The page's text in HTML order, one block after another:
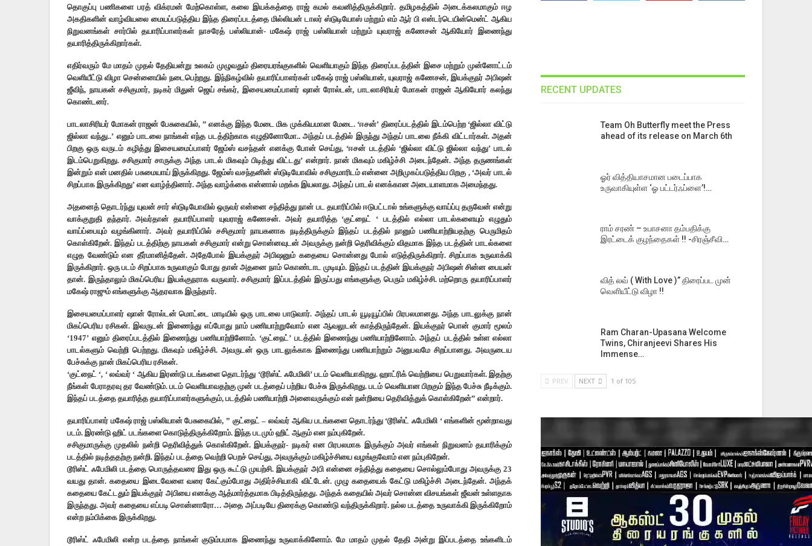
தொகுப்பு பணிகளை பரத் விக்ரமன் மேற்கொள்ள, கலை இயக்கத்தை ராஜ் கமல் கவனித்திருக்கிறார். தமிழகத்தில் அடைக்கலமாகும் ஈழ
அகதிகளின் வாழ்வியலை மையப்படுத்திய இந்த திரைப்படத்தை மில்லியன் டாலர் ஸ்டுடியோஸ் மற்றும் எம் ஆர் பி என்டர்டெயின்மென்ட் ஆகிய
நிறுவனங்கள் சார்பில் தயாரிப்பாளர்கள் நாசரேத் பஸ்லியான்- மகேஷ் ராஜ் பஸ்லியான் மற்றும் யுவராஜ் கணேசன் ஆகியோர் இணைந்து
தயாரித்திருக்கிறார்கள்.
எதிர்வரும் மே மாதம் முதல் தேதியன்று உலகம் முழுவதும் திரையரங்குகளில் வெளியாகும் இந்த திரைப்படத்தின் இசை மற்றும் முன்னோட்டம்
வெளியீட்டு விழா சென்னையில் நடைபெற்றது. இந்நிகழ்வில் தயாரிப்பாளர்கள் மகேஷ் ராஜ் பஸ்லியான், யுவராஜ் கணேசன், இயக்குநர் அபிஷன்
ஜீவிந், நாயகன் சசிகுமார், நடிகர் மிதுன் ஜெய் சங்கர், இசையமைப்பாளர் ஷான் ரோல்டன், பாடலாசிரியர் மோகன் ராஜன் ஆகியோர் கலந்து
கொண்டனர்.
பாடலாசிரியர் மோகன் ராஜன் பேசுகையில், ” எனக்கு இந்த மேடை மிக முக்கியமான மேடை. ‘ஈசன்’ திரைப்படத்தில் இடம்பெற்ற ‘ஜில்லா விட்டு
ஜில்லா வந்து..’ எனும் பாடலை நாங்கள் எந்த படத்திற்காக எழுதினோமோ.. அந்தப் படத்தில் இருந்து அந்தப் பாடலை நீக்கி விட்டார்கள். அதன்
பிறகு ஒரு வருடம் கழித்து இசையமைப்பாளர் ஜேம்ஸ் வசந்தன் எனக்கு போன் செய்து, ‘ஈசன் படத்தில் ‘ஜில்லா விட்டு ஜில்லா வந்து’ பாடல்
இடம்பெறுகிறது. சசிகுமார் சாருக்கு அந்த பாடல் மிகவும் பிடித்து விட்டது’ என்றார். நான் மிகவும் மகிழ்ச்சி அடைந்தேன். அந்த தருணங்கள்
இன்றும் என் மனதில் பசுமையாய் இருக்கிறது. ஜேம்ஸ் வசந்தனின் ஸ்டுடியோவில் சசிகுமாரிடம் என்னை அறிமுகப்படுத்திய பிறகு , ‘அவர் பாடல்
சிறப்பாக இருக்கிறது’ என வாழ்த்தினார். அந்த வாழ்க்கை என்னால் மறக்க இயலாது. அந்தப் பாடல் எனக்கான அடையாளமாக அமைந்தது.
அதனைத் தொடர்ந்து யுவன் சார் ஸ்டுடியோவில் ஒருவர் என்னை சந்தித்து நான் பட தயாரிப்பில் ஈடுபட்டால் உங்களுக்கு வாய்ப்பு தருவேன் என்று
வாக்குறுதி தந்தார். அவர்தான் தயாரிப்பாளர் யுவராஜ் கணேசன். அவர் தயாரித்த ‘குட்நைட் ‘ படத்தில் எல்லா பாடல்களையும் எழுதும்
வாய்ப்பையும் வழங்கினார். அவர் தயாரிப்பில் சசிகுமார் நாயகனாக நடித்திருக்கும் இந்தப் படத்தில் நானும் பணியாற்றியதற்கு பெருமிதம்
கொள்கிறேன். இந்தப் படத்திற்கு நாயகன் சசிகுமார் என்று சொன்னவுடன் அவருக்கு நன்றி தெரிவிக்கும் விதமாக இந்த படத்தின் பாடல்களை
எழுத வேண்டும் என தீர்மானித்தேன். அதேபோல் இயக்குநர் அபிஷனும் கதையை சொன்னது போல் எடுத்திருக்கிறார். சிறப்பாக உருவாக்கி
இருக்கிறார். ஒரு படம் சிறப்பாக உருவாகும் போது தான் அதனை நாம் கொண்டாட முடியும். இந்தப் படத்தின் இயக்குநர் அபிஷன் சின்ன பையன்
தான். இருந்தாலும் மிகப்பெரிய இயக்குநராக வருவார். சசிகுமார் இப்படத்தில் இருப்பது எங்களுக்கு பெரும் மகிழ்ச்சி. மற்றொரு தயாரிப்பாளர்
மகேஷ் ராஜும் எங்களுக்கு ஆதரவாக இருந்தார்.
இசையமைப்பாளர் ஷான் ரோல்டன் மொட்டை மாடியில் ஒரு பாடலை பாடுவார். அந்தப் பாடல் யூடியூப்பில் பிரபலமானது. அந்த பாடலுக்கு நான்
மிகப்பெரிய ரசிகன். இவருடன் இணைந்து எப்போது நாம் பணியாற்றுவோம் என ஆவலுடன் காத்திருந்தேன். இயக்குநர் பொன் குமார் மூலம்
‘1947’ எனும் திரைப்படத்தில் இணைந்து பணியாற்றினோம். ‘குட்நைட்’ படத்தில் இணைந்து பணியாற்றினோம். அந்தப் படத்தில் உள்ள எல்லா
பாடல்களும் வெற்றி பெற்றது. மிகவும் மகிழ்ச்சி. அவருடன் ஒரு பாடலுக்காக இணைந்து பணியாற்றும் அனுபவமே சிறப்பானது. அவருடைய
பேச்சுக்கு நான் மிகப்பெரிய ரசிகன்.
‘குட்நைட் ‘, ‘ லவ்வர் ‘ ஆகிய இரண்டு படங்களை தொடர்ந்து ‘டூரிஸ்ட் ஃபேமிலி’ படம் வெளியாகிறது. ஹாட்ரிக் வெற்றியை பெறுவார்கள். இதற்கு
நீங்கள் பேராதரவு தர வேண்டும். படம் வெளியாவதற்கு முன் படத்தைப் பற்றிய பேச்சு இருக்கிறது. படம் வெளியான பிறகும் இந்த பேச்சு நீடிக்கும்.
இந்தப் படத்தை தயாரித்த தயாரிப்பாளர்களுக்கும், படத்தில் பணியாற்றி அனைவருக்கும் என் நன்றியை தெரிவித்துக் கொள்கிறேன்” என்றார்.
தயாரிப்பாளர் மகேஷ் ராஜ் பஸ்லியான் பேசுகையில், ” குட்நைட் – லவ்வர் ஆகிய படங்களை தொடர்ந்து ‘டூரிஸ்ட் ஃபேமிலி ‘ எங்களின் மூன்றாவது
படம். இரண்டு ஹிட் படங்களை கொடுத்திருக்கிறோம். இந்த படமும் ஹிட் ஆகும் என நம்புகிறேன்.
சசிகுமாருக்கு முதலில் நன்றி தெரிவித்துக் கொள்கிறேன். இயக்குநர்- நடிகர் என பிரபலமாக இருக்கும் அவர் எங்கள் நிறுவனம் தயாரிக்கும்
படத்தில் நடித்ததற்கு நன்றி. இந்தப் படத்தை வெற்றி பெறச் செய்து, அவருக்கும் மகிழ்ச்சியை வழங்குவோம் என நம்புகிறேன்.
டூரிஸ்ட் ஃபேமிலி படத்தை பொருத்தவரை இது ஒரு கூட்டு முயற்சி. இயக்குநர் அபி என்னை சந்தித்து கதையை சொல்லும்போது அவருக்கு 23
வயது தான். கதையை இடைவேளை வரை கேட்கும்போது அதிர்ச்சியாகி விட்டேன். முழு கதையைக் கேட்டு மகிழ்ச்சி அடைந்தேன்.‌ அந்தக்
கதையை கேட்டதும் இயக்குநர் அபியை எனக்கு ஆத்மார்த்தமாக பிடித்திருந்தது.‌ அந்தக் கதையில் அவர் சொன்ன விசயங்கள் ஜீவன் உள்ளதாக
இருந்தது. அவர் கதையை எப்படி சொன்னாரோ… அதை அப்படியே திரைக்கு கொண்டு வந்திருக்கிறார். நல்ல படத்தை உருவாக்கி இருக்கிறோம்
என்ற நம்பிக்கை இருக்கிறது.
டூரிஸ்ட் ஃபேமிலி என்ற படத்தை நாங்கள் குடும்பமாக இணைந்து உருவாக்கினோம். மே மாதம் முதல் தேதி அன்று இப்படத்தை உங்களிடம்
RECENT UPDATES
Team Oh Butterfly meet the Press
ahead of its release on March 6th
ஓர் வித்தியாசமான படைப்பாக
உருவாகியுள்ள ‘ஓ பட்டர்ஃப்ளை’!…
ராம் சரண் – உபாசனா தம்பதிக்கு
இரட்டைக் குழந்தைகள் !! -சிரஞ்சீவி…
வித் லவ் ( With Love )” திரைப்பட முன்
வெளியீட்டு விழா !!
Ram Charan-Upasana Welcome
Twins, Chiranjeevi Shares His
Immense…
PREV NEXT 1 of 105